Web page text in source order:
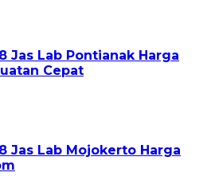
Jas Lab Pontianak Harga
Cepat
Jas Lab Mojokerto Harga